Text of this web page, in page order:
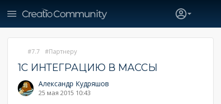
7.7 Партнеру
1С ИНТЕГРАЦИЮ В МАССЫ
Александр Кудряшов
25 мая 2015 10:43